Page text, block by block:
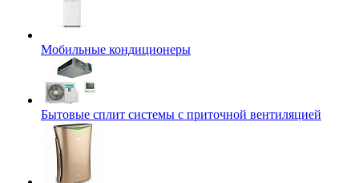
Мобильные кондиционеры
Бытовые сплит системы с приточной вентиляцией